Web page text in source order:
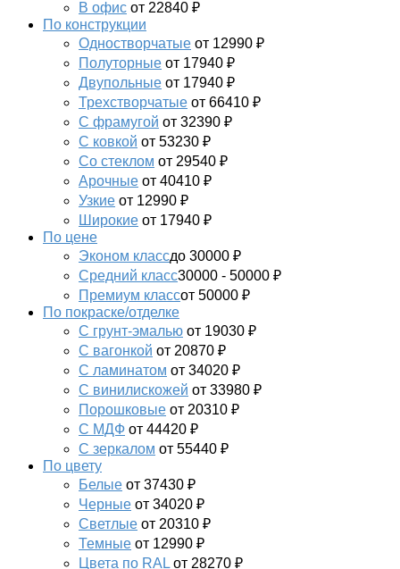
В офис от 22840 ₽
По конструкции
Одностворчатые от 12990 ₽
Полуторные от 17940 ₽
Двупольные от 17940 ₽
Трехстворчатые от 66410 ₽
С фрамугой от 32390 ₽
С ковкой от 53230 ₽
Со стеклом от 29540 ₽
Арочные от 40410 ₽
Узкие от 12990 ₽
Широкие от 17940 ₽
По цене
Эконом классдо 30000 ₽
Средний класс30000 - 50000 ₽
Премиум классот 50000 ₽
По покраске/отделке
С грунт-эмалью от 19030 ₽
С вагонкой от 20870 ₽
С ламинатом от 34020 ₽
С винилискожей от 33980 ₽
Порошковые от 20310 ₽
С МДФ от 44420 ₽
С зеркалом от 55440 ₽
По цвету
Белые от 37430 ₽
Черные от 34020 ₽
Светлые от 20310 ₽
Темные от 12990 ₽
Цвета по RAL от 28270 ₽